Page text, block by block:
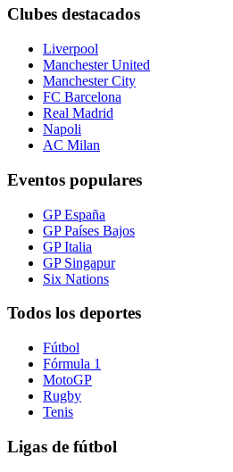
Clubes destacados
Liverpool
Manchester United
Manchester City
FC Barcelona
Real Madrid
Napoli
AC Milan
Eventos populares
GP España
GP Países Bajos
GP Italia
GP Singapur
Six Nations
Todos los deportes
Fútbol
Fórmula 1
MotoGP
Rugby
Tenis
Ligas de fútbol